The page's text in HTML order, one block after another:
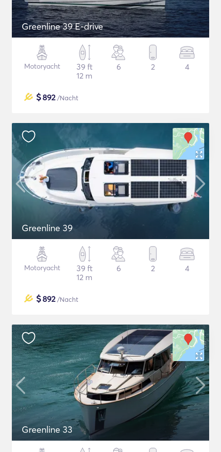
Greenline 39 E-drive
Motoryacht
39 ft
12 m
6 2 4
$892/Nacht
Greenline 39
Motoryacht
39 ft
12 m
6 2 4
$892/Nacht
Greenline 33